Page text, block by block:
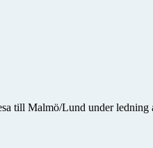
till Malmö/Lund under ledning